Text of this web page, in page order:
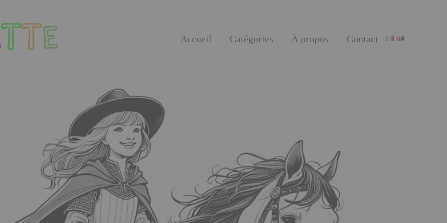
Accueil Catégories À propos Contact